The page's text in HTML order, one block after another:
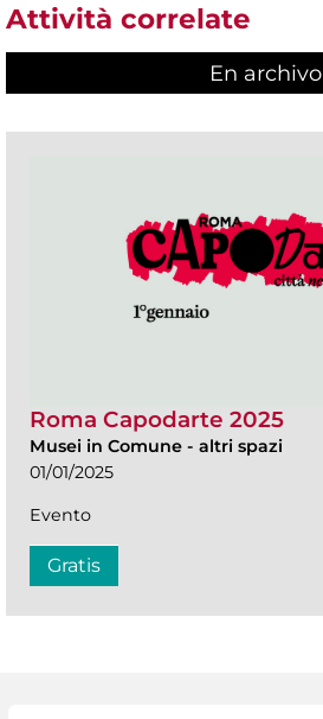
Attività correlate
En archivo
Roma Capodarte 2025
Musei in Comune - altri spazi
01/01/2025
Evento
Gratis